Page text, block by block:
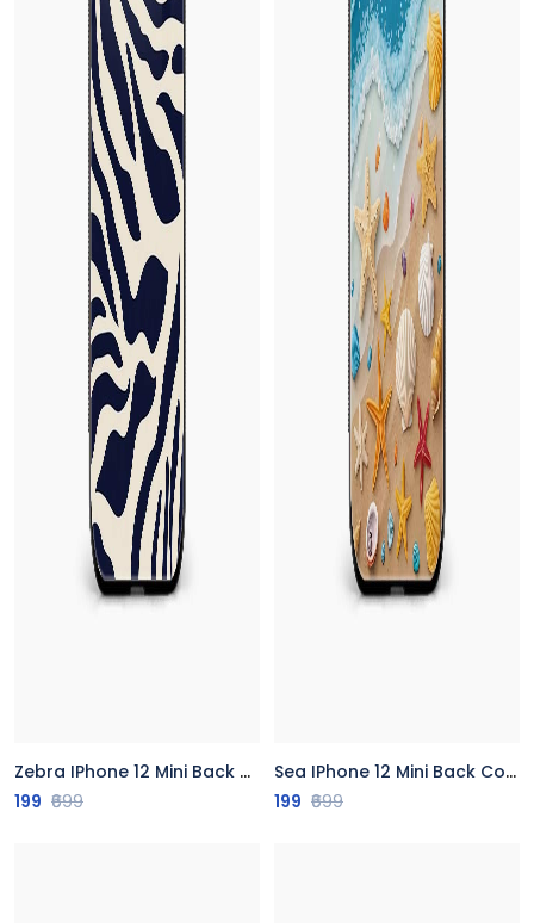
Zebra IPhone 12 Mini Back Cover
199 ₹699
Sea IPhone 12 Mini Back Cover
199 ₹699